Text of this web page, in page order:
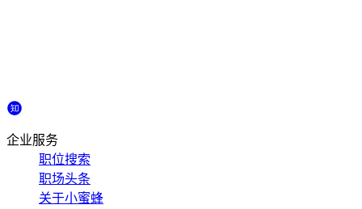
企业服务
职位搜索
职场头条
关于小蜜蜂